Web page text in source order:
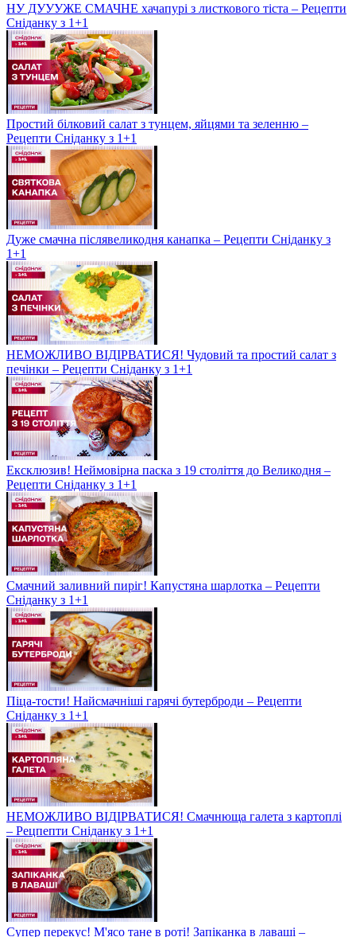
НУ ДУУУЖЕ СМАЧНЕ хачапурі з листкового тіста – Рецепти
Сніданку з 1+1
Простий білковий салат з тунцем, яйцями та зеленню –
Рецепти Сніданку з 1+1
Дуже смачна післявеликодня канапка – Рецепти Сніданку з
1+1
НЕМОЖЛИВО ВІДІРВАТИСЯ! Чудовий та простий салат з
печінки – Рецепти Сніданку з 1+1
Ексклюзив! Неймовірна паска з 19 століття до Великодня –
Рецепти Сніданку з 1+1
Смачний заливний пиріг! Капустяна шарлотка – Рецепти
Сніданку з 1+1
Піца-тости! Найсмачніші гарячі бутерброди – Рецепти
Сніданку з 1+1
НЕМОЖЛИВО ВІДІРВАТИСЯ! Смачнюща галета з картоплі
– Рецпепти Сніданку з 1+1
Супер перекус! М'ясо тане в роті! Запіканка в лаваші –